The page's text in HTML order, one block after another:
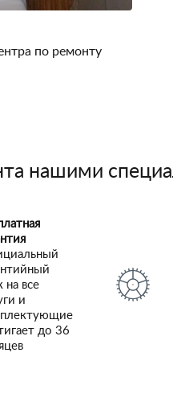
по ремонту
нашими
на все
и
до 36